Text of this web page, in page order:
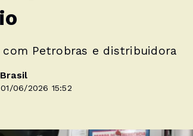
Petrobras e distribuidora
06/2026 15:52